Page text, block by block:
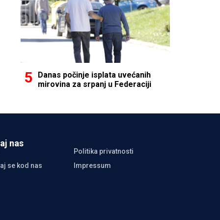
Danas počinje isplata uvećanih
mirovina za srpanj u Federaciji
nas
Politika privatnosti
se kod nas
Impressum